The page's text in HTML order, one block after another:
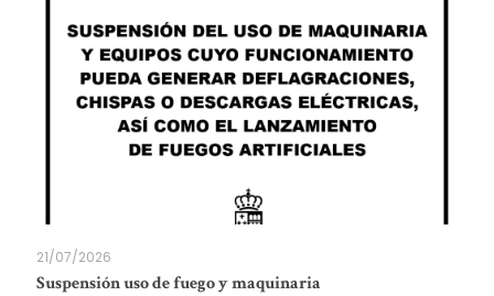
21/07/2026
Suspensión uso de fuego y maquinaria